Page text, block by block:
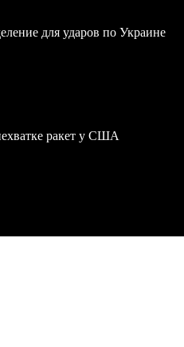
для ударов по Украине
ракет у США